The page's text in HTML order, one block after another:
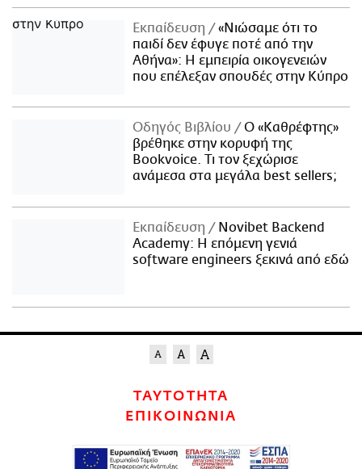
Εκπαίδευση
«Νιώσαμε ότι το
παιδί δεν έφυγε ποτέ από την
Αθήνα»: Η εμπειρία οικογενειών
που επέλεξαν σπουδές στην Κύπρο
Οδηγός Βιβλίου
Ο «Καθρέφτης»
βρέθηκε στην κορυφή της
Bookvoice. Τι τον ξεχώρισε
ανάμεσα στα μεγάλα best sellers;
Εκπαίδευση
Novibet Backend
Academy: Η επόμενη γενιά
software engineers ξεκινά από εδώ
ΤΑΥΤΟΤΗΤΑ
ΕΠΙΚΟΙΝΩΝΙΑ